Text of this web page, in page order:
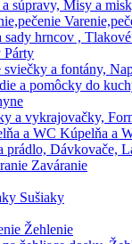
súpravy, Misy a
sady hrncov ,
Párty
sviečky a fontány,
a vykrajovačky,
Kúpelňa a
prádlo, Dávkovače,
Zaváranie
Sušiaky
Žehlenie